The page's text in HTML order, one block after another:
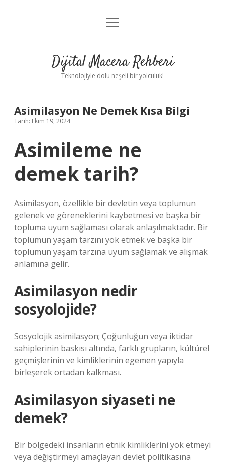
Anasayfa
Yasal Uyarı
menüyü
Dijital Macera Rehberi
Teknolojiyle dolu neşeli bir yolculuk!
Asimilasyon Ne Demek Kısa Bilgi
Tarih: Ekim 19, 2024
Asimileme ne
demek tarih?
Asimilasyon, özellikle bir devletin veya toplumun
gelenek ve göreneklerini kaybetmesi ve başka bir
topluma uyum sağlaması olarak anlaşılmaktadır. Bir
toplumun yaşam tarzını yok etmek ve başka bir
toplumun yaşam tarzına uyum sağlamak ve alışmak
anlamına gelir.
Asimilasyon nedir
sosyolojide?
Sosyolojik asimilasyon; Çoğunluğun veya iktidar
sahiplerinin baskısı altında, farklı grupların, kültürel
geçmişlerinin ve kimliklerinin egemen yapıyla
birleşerek ortadan kalkması.
Asimilasyon siyaseti ne
demek?
Bir bölgedeki insanların etnik kimliklerini yok etmeyi
veya değiştirmeyi amaçlayan devlet politikasına